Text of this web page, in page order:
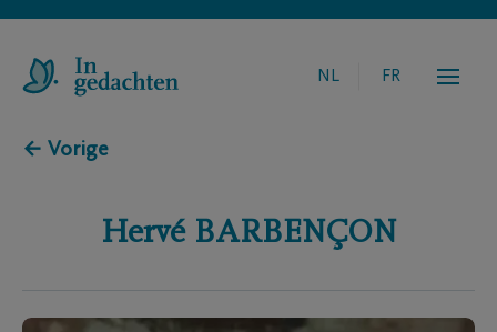
NL FR
← Vorige
Hervé BARBENÇON